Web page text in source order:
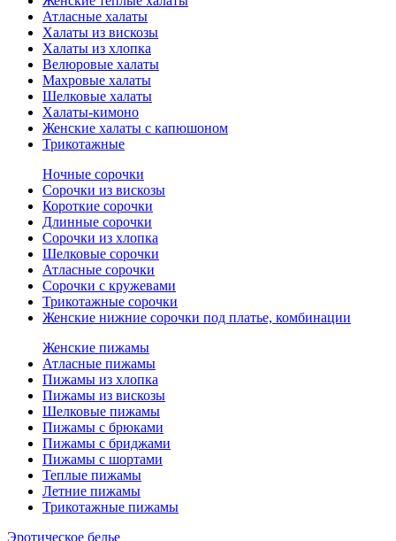
Атласные халаты
Халаты из вискозы
Халаты из хлопка
Велюровые халаты
Махровые халаты
Шелковые халаты
Халаты-кимоно
Женские халаты с капюшоном
Трикотажные
Ночные сорочки
Сорочки из вискозы
Короткие сорочки
Длинные сорочки
Сорочки из хлопка
Шелковые сорочки
Атласные сорочки
Сорочки с кружевами
Трикотажные сорочки
Женские нижние сорочки под платье, комбинации
Женские пижамы
Атласные пижамы
Пижамы из хлопка
Пижамы из вискозы
Шелковые пижамы
Пижамы с брюками
Пижамы с бриджами
Пижамы с шортами
Теплые пижамы
Летние пижамы
Трикотажные пижамы
Эротическое белье